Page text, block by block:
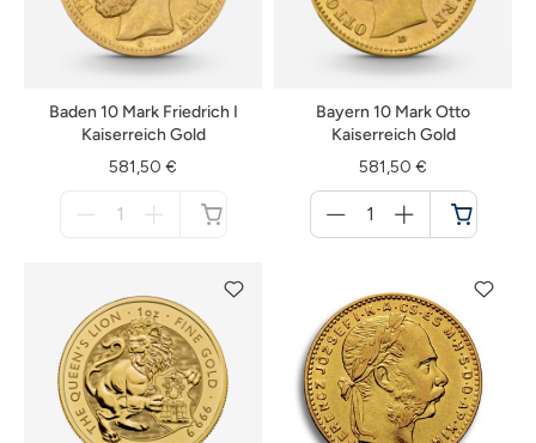
Baden 10 Mark Friedrich I
Kaiserreich Gold
581,50 €
Bayern 10 Mark Otto
Kaiserreich Gold
581,50 €
für
Warenkorb